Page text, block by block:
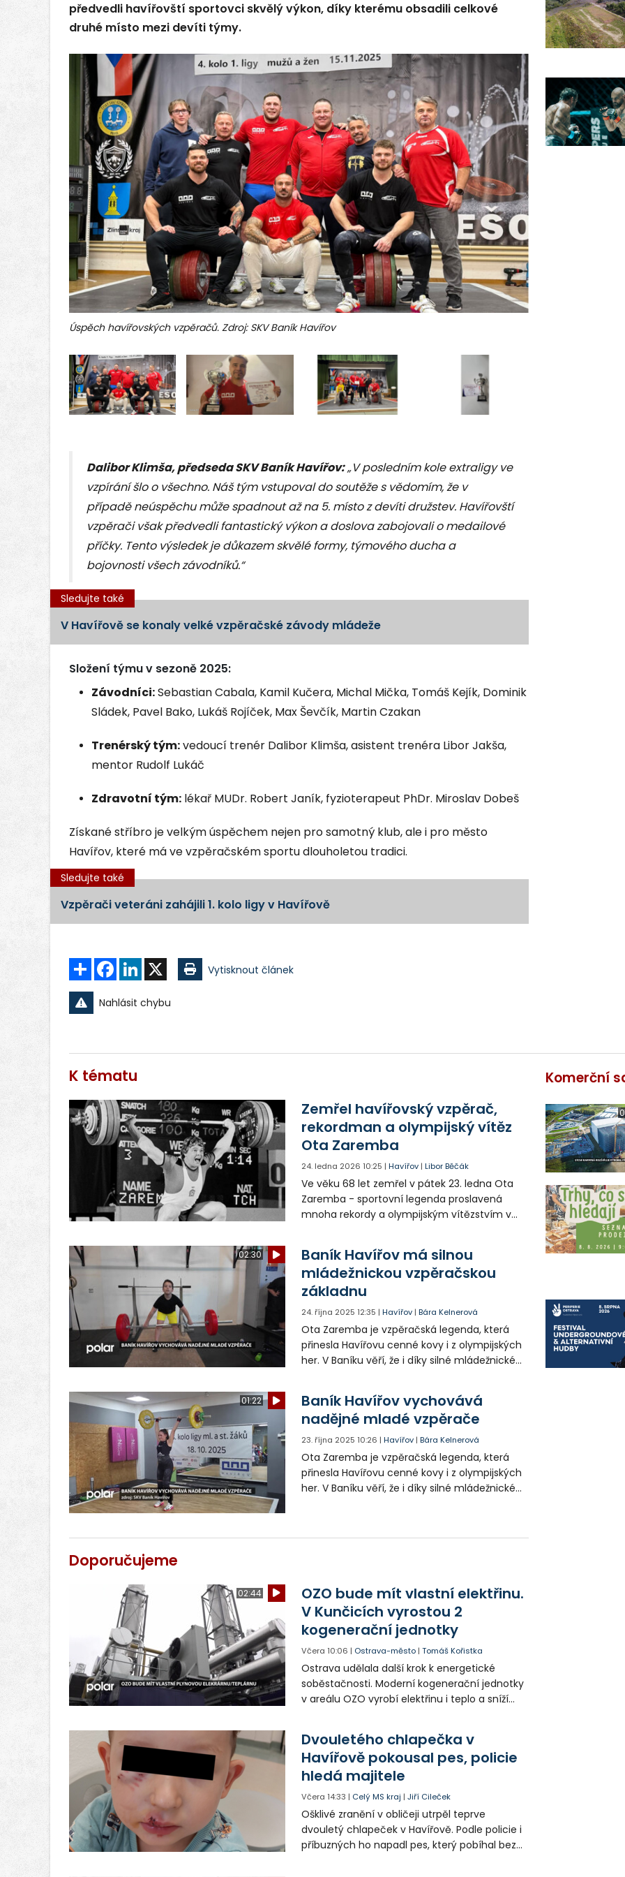
předvedli havířovští sportovci skvělý výkon, díky kterému obsadili celkové
druhé místo mezi devíti týmy.
Úspěch havířovských vzpěračů. Zdroj: SKV Baník Havířov
Dalibor Klimša, předseda SKV Baník Havířov:„V posledním kole extraligy ve
vzpírání šlo o všechno. Náš tým vstupoval do soutěže s vědomím, že v
případě neúspěchu může spadnout až na 5. místo z devíti družstev. Havířovští
vzpěrači však předvedli fantastický výkon a doslova zabojovali o medailové
příčky. Tento výsledek je důkazem skvělé formy, týmového ducha a
bojovnosti všech závodníků.“
Sledujte také
V Havířově se konaly velké vzpěračské závody mládeže
Složení týmu v sezoně 2025:
Závodníci:Sebastian Cabala, Kamil Kučera, Michal Mička, Tomáš Kejík, Dominik
Sládek, Pavel Bako, Lukáš Rojíček, Max Ševčík, Martin Czakan
Trenérský tým:vedoucí trenér Dalibor Klimša, asistent trenéra Libor Jakša,
mentor Rudolf Lukáč
Zdravotní tým: lékař MUDr. Robert Janík, fyzioterapeut PhDr. Miroslav Dobeš
Získané stříbro je velkým úspěchem nejen pro samotný klub, ale i pro město
Havířov, které má ve vzpěračském sportu dlouholetou tradici.
Sledujte také
Vzpěrači veteráni zahájili 1. kolo ligy v Havířově
Sdílet FacebookLinkedIn Vytisknout článek
Nahlásit chybu
K tématu
Zemřel havířovský vzpěrač,
rekordman a olympijský vítěz
Ota Zaremba
24. ledna 2026 10:25 |Havířov |Libor Běčák
Ve věku 68 let zemřel v pátek 23. ledna Ota
Zaremba - sportovní legenda proslavená
mnoha rekordy a olympijským vítězstvím v
02:30
Baník Havířov má silnou
mládežnickou vzpěračskou
základnu
24. října 2025 12:35 |Havířov |Bára Kelnerová
Ota Zaremba je vzpěračská legenda, která
přinesla Havířovu cenné kovy i z olympijských
her. V Baníku věří, že i díky silné mládežnické
úspěchů.
01:22
Baník Havířov vychovává
nadějné mladé vzpěrače
23. října 2025 10:26 |Havířov |Bára Kelnerová
Ota Zaremba je vzpěračská legenda, která
přinesla Havířovu cenné kovy i z olympijských
her. V Baníku věří, že i díky silné mládežnické
Doporučujeme
02:44
OZO bude mít vlastní elektřinu.
V Kunčicích vyrostou 2
kogenerační jednotky
Včera 10:06 | Ostrava-město |Tomáš Kořistka
Ostrava udělala další krok k energetické
soběstačnosti. Moderní kogenerační jednotky
v areálu OZO vyrobí elektřinu i teplo a sníží
Dvouletého chlapečka v
Havířově pokousal pes, policie
hledá majitele
Včera 14:33 | Celý MS kraj |Jiří Cileček
Ošklivé zranění v obličeji utrpěl teprve
dvouletý chlapeček v Havířově. Podle policie i
příbuzných ho napadl pes, který pobíhal bez
Komerční